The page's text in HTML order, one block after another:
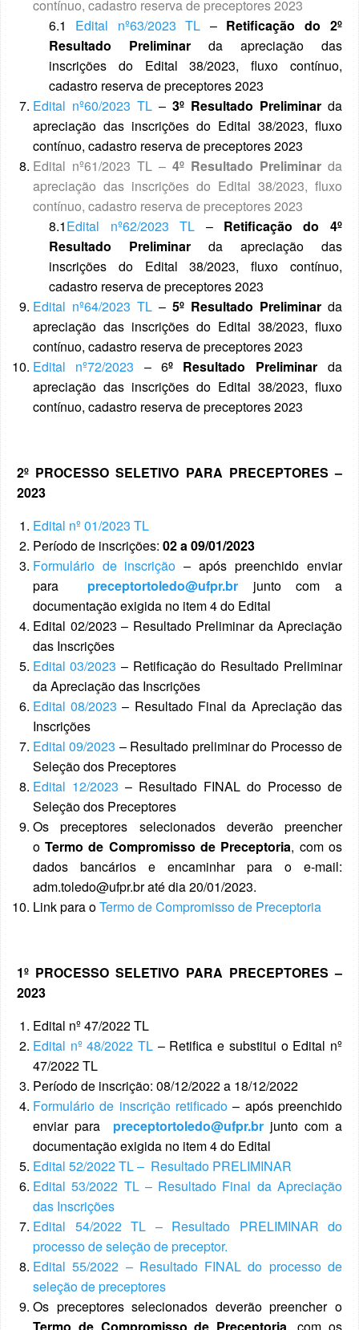
contínuo, cadastro reserva de preceptores 2023
6.1 Edital nº63/2023 TL – Retificação do 2º
Resultado Preliminar da apreciação das
inscrições do Edital 38/2023, fluxo contínuo,
cadastro reserva de preceptores 2023
Edital nº60/2023 TL – 3º Resultado Preliminar da
apreciação das inscrições do Edital 38/2023, fluxo
contínuo, cadastro reserva de preceptores 2023
Edital nº61/2023 TL – 4º Resultado Preliminar da
apreciação das inscrições do Edital 38/2023, fluxo
contínuo, cadastro reserva de preceptores 2023
8.1Edital nº62/2023 TL – Retificação do
4º
Resultado Preliminar da apreciação das
inscrições do Edital 38/2023, fluxo contínuo,
cadastro reserva de preceptores 2023
Edital nº64/2023 TL – 5º Resultado Preliminar da
apreciação das inscrições do Edital 38/2023, fluxo
contínuo, cadastro reserva de preceptores 2023
Edital nº72/2023 – 6º Resultado Preliminar da
apreciação das inscrições do Edital 38/2023, fluxo
contínuo, cadastro reserva de preceptores 2023
2º PROCESSO SELETIVO PARA PRECEPTORES –
2023
Edital nº 01/2023 TL
Período de inscrições: 02 a 09/01/2023
Formulário de inscrição – após preenchido enviar
para preceptortoledo@ufpr.br junto com a
documentação exigida no item 4 do Edital
Edital 02/2023 – Resultado Preliminar da Apreciação
das Inscrições
Edital 03/2023 – Retificação do Resultado Preliminar
da Apreciação das Inscrições
Edital 08/2023 – Resultado Final da Apreciação das
Inscrições
Edital 09/2023 – Resultado preliminar do Processo de
Seleção dos Preceptores
Edital 12/2023 – Resultado FINAL do Processo de
Seleção dos Preceptores
Os preceptores selecionados deverão preencher
o Termo de Compromisso de Preceptoria, com os
dados bancários e encaminhar para o e-mail:
adm.toledo@ufpr.br até dia 20/01/2023.
Link para oTermo de Compromisso de Preceptoria
1º PROCESSO SELETIVO PARA PRECEPTORES –
2023
Edital nº 47/2022 TL
Edital nº 48/2022 TL – Retifica e substitui o Edital nº
47/2022 TL
Período de inscrição: 08/12/2022 a 18/12/2022
Formulário de inscrição retificado – após preenchido
enviar para preceptortoledo@ufpr.br junto com a
documentação exigida no item 4 do Edital
Edital 52/2022 TL – Resultado PRELIMINAR
Edital 53/2022 TL – Resultado Final da Apreciação
das Inscrições
Edital 54/2022 TL – Resultado PRELIMINAR do
processo de seleção de preceptor.
Edital 55/2022 – Resultado FINAL do processo de
seleção de preceptores
Os preceptores selecionados deverão preencher o